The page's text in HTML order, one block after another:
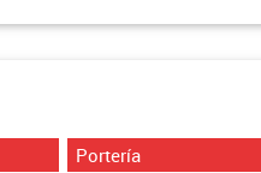
Portería